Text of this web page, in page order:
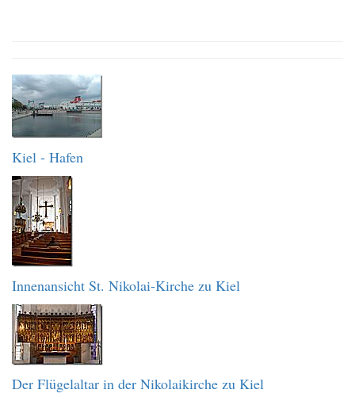
Kiel - Hafen
Innenansicht St. Nikolai-Kirche zu Kiel
Der Flügelaltar in der Nikolaikirche zu Kiel